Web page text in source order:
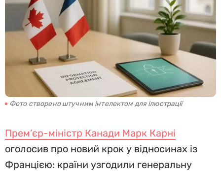
Фото створено штучним інтелектом для ілюстрації
Прем’єр-міністр Канади Марк Карні
оголосив про новий крок у відносинах із
Францією: країни узгодили генеральну